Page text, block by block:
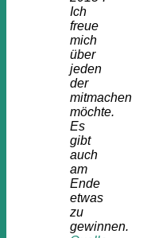
Ich
freue
mich
über
jeden
der
mitmachen
möchte.
Es
gibt
auch
am
Ende
etwas
zu
gewinnen.